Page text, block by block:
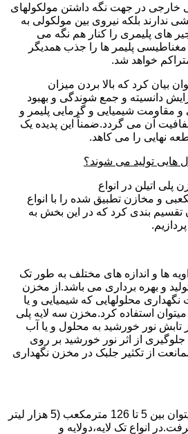
خارجی در جهت نگه داشتن مولکولهای
ندارند بلکه نیروی بین مولکولی به
های پلیمری را کنار هم نگه می
مغناطیسی پلیمر ها را جذب همدیگر
خواهد شد.
بیان کرد که بالا بردن میزان
دانسیته و جمع شوندگی و بهبود
شیمیایی و گرمایی پلیمر و
آن می گردد.ضمناً این پدیده یک
نهایی را می کاهد.
هایی تولید می شوند؟
اتیلن در انواع
و مخازن تطبیق شده را با انواع
تقسیم بندی کرد که در این بخش به
ها و اندازه های مختلف به طور تک
تولید و بهره برداری می باشد.از مخزن
نگهداری محلولهایی که شیمیایی و یا
استفاده کرد.مخزن سه لایه پلی
تابش نور خورشید به محلول و یا آب
از اثر نور خورشید بر روی
از تکثیر جلبک در مخزن نگهداری
حجم مخزن پلی اتیلن را میتوان بین 5 تا 126 مترمکعب (5 هزار لیتر